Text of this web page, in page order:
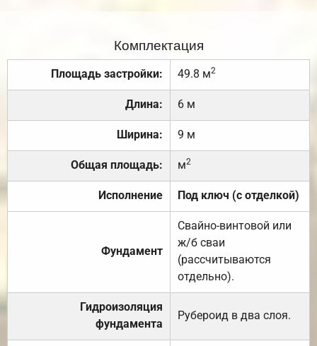
Комплектация
Площадь застройки: 49.8 м2
Длина: 6 м
Ширина: 9 м
Общая площадь: м2
Исполнение Под ключ (с отделкой)
Фундамент
Свайно-винтовой или
ж/б сваи
(рассчитываются
отдельно).
Гидроизоляция
фундамента
Рубероид в два слоя.